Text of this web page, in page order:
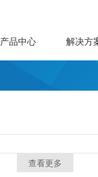
产品中心 解决方
查看更多